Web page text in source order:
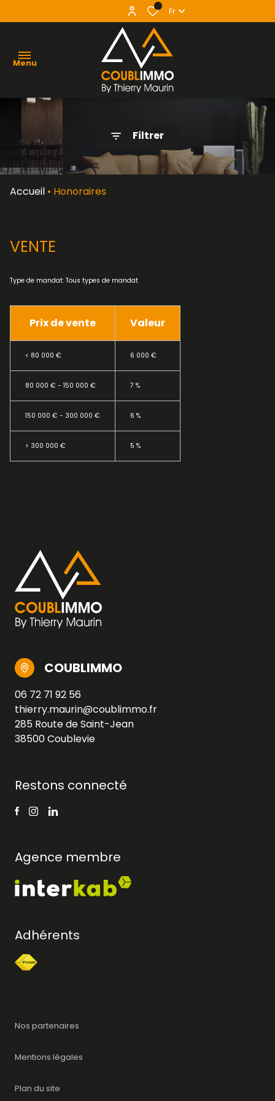
Fr
Menu
acheter
vendre
Filtrer
Accueil Honoraires
VENTE
Type de mandat: Tous types de mandat
Prix de vente Valeur
< 80 000 € 6 000 €
80 000 € - 150 000 € 7 %
150 000 € - 300 000 € 6 %
> 300 000 € 5 %
COUBLIMMO
06 72 71 92 56
thierry.maurin@coublimmo.fr
285 Route de Saint-Jean
38500 Coublevie
Restons connecté
Agence membre
Adhérents
Nos partenaires
Mentions légales
Plan du site